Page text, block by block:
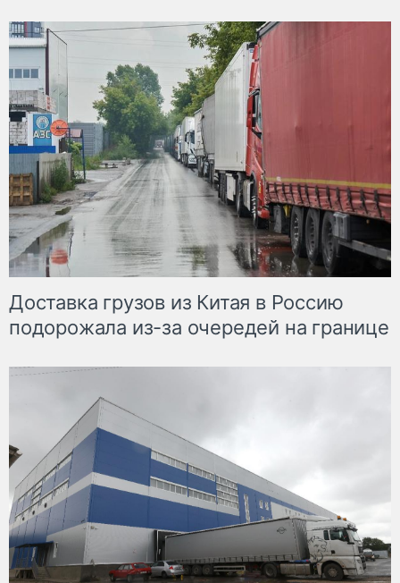
Доставка грузов из Китая в Россию
подорожала из-за очередей на границе